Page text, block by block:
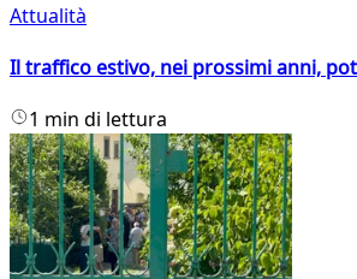
Attualità
Il traffico estivo, nei prossimi anni,
1 min di lettura